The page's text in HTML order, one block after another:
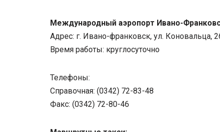
Международный аэропорт Ивано-
Адрес: г. Ивано-франковск, ул. Коновальца,
Время работы: круглосуточно
Телефоны:
Cправочная: (0342) 72-83-48
Факс: (0342) 72-80-46